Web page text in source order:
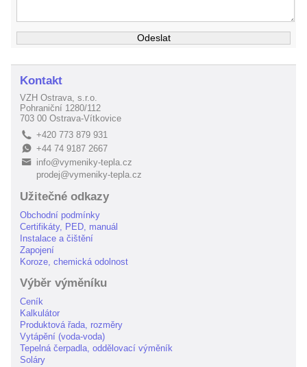
Kontakt
VZH Ostrava, s.r.o.
Pohraniční 1280/112
703 00 Ostrava-Vítkovice
L +420 773 879 931
E+44 74 9187 2667
B
info@vymeniky-tepla.cz
prodej@vymeniky-tepla.cz
Užitečné odkazy
Obchodní podmínky
Certifikáty, PED, manuál
Instalace a čištění
Zapojení
Koroze, chemická odolnost
Výběr výměníku
Ceník
Kalkulátor
Produktová řada, rozměry
Vytápění (voda-voda)
Tepelná čerpadla, oddělovací výměník
Soláry